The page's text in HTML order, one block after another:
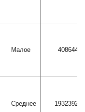
Малое 408644
Среднее 1932392